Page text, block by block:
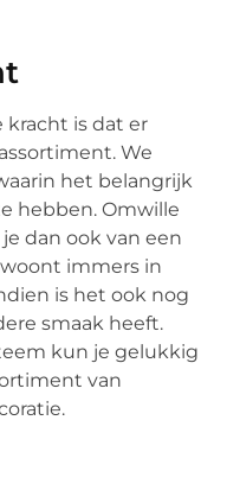
is dat er
We
het belangrijk
hebben. Omwille
dan ook van een
immers in
is het ook nog
smaak heeft.
kun je gelukkig
van